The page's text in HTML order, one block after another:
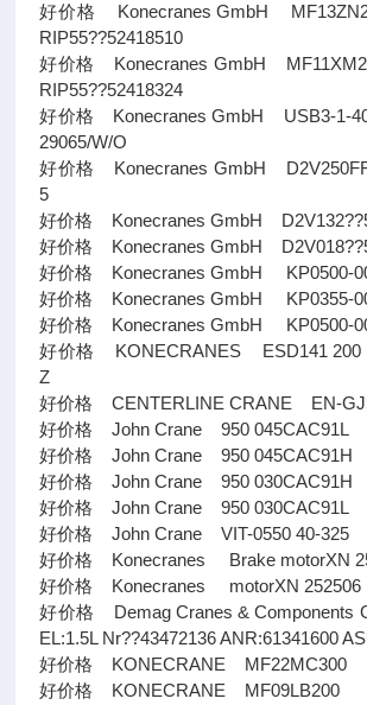
好价格 Konecranes GmbH
RIP55??52418510
好价格 Konecranes GmbH
RIP55??52418324
好价格 Konecranes GmbH USB3-1-
29065/W/O
好价格 Konecranes GmbH
5
好价格 Konecranes GmbH
好价格 Konecranes GmbH
好价格 Konecranes GmbH KP0500-
好价格 Konecranes GmbH KP0355-
好价格 Konecranes GmbH KP0500-
好价格 KONECRANES ESD141 200
Z
好价格 CENTERLINE CRANE EN-
好价格 John Crane 950 045CAC91L
好价格 John Crane 950 045CAC91H
好价格 John Crane 950 030CAC91H
好价格 John Crane 950 030CAC91L
好价格 John Crane VIT-0550 40-325
好价格 Konecranes Brake motorXN
好价格 Konecranes motorXN 252506
好价格 Demag Cranes & Components
EL:1.5L Nr??43472136 ANR:61341600
好价格 KONECRANE MF22MC300
好价格 KONECRANE MF09LB200